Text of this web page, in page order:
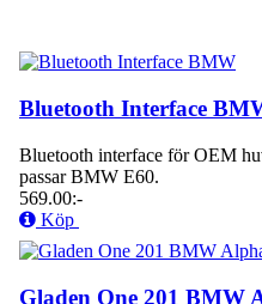
Bluetooth Interface
Bluetooth interface för OEM
passar BMW E60.
569.00:-
Köp
Gladen One 201 BMW